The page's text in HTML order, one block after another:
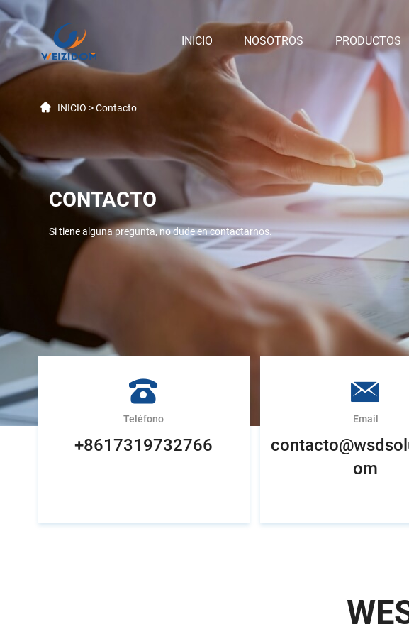
INICIO NOSOTROS PRODUCTOS
INICIO >Contacto
CONTACTO
Si tiene alguna pregunta, no dude en contactarnos.
Teléfono
+8617319732766
Email
om